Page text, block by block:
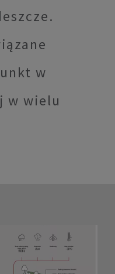
w
w wielu